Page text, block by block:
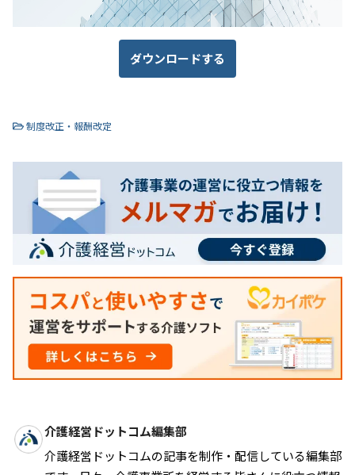
ダウンロードする
制度改正・報酬改定
介護経営ドットコム編集部
介護経営ドットコムの記事を制作・配信している編集部